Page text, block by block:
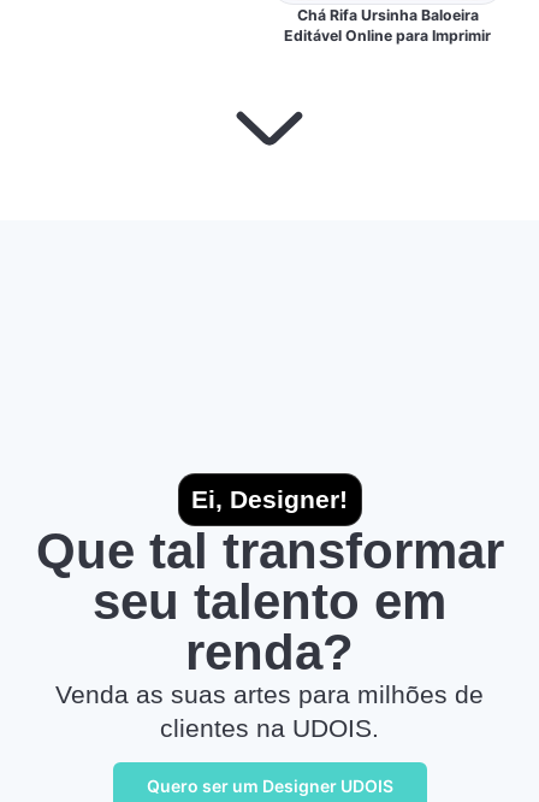
Chá Rifa Ursinha Baloeira
Editável Online para Imprimir
Ei, Designer!
Que tal transformar
seu talento em
renda?
Venda as suas artes para milhões de
clientes na UDOIS.
Quero ser um Designer UDOIS